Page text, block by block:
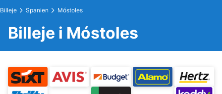
Billeje Spanien Móstoles
Billeje i Móstoles